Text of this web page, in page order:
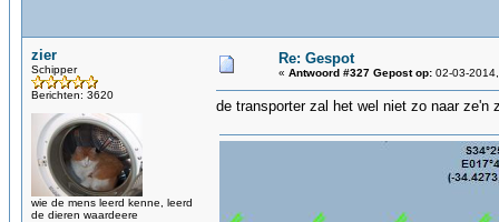
zier
Schipper
Berichten: 3620
wie de mens leerd kenne, leerd
de dieren waardeere
Re: Gespot
« Antwoord #327 Gepost op: 02-03-
de transporter zal het wel niet zo naar ze'n